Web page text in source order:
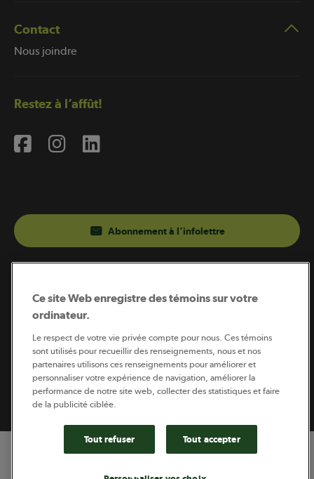
Contact
Nous joindre
Restez à l’affût!
Abonnement à l’infolettre
Il est l’outil d’information de la coopération agricole
québécoise.
Footer
legal
Politique de vie privée
© 2026 - Coopérateur - Tous droits réservés
Ce site Web enregistre des témoins sur votre
ordinateur.
Le respect de votre vie privée compte pour nous. Ces témoins
sont utilisés pour recueillir des renseignements, nous et nos
partenaires utilisons ces renseignements pour améliorer et
personnaliser votre expérience de navigation, améliorer la
performance de notre site web, collecter des statistiques et faire
de la publicité ciblée.
Tout refuser Tout accepter